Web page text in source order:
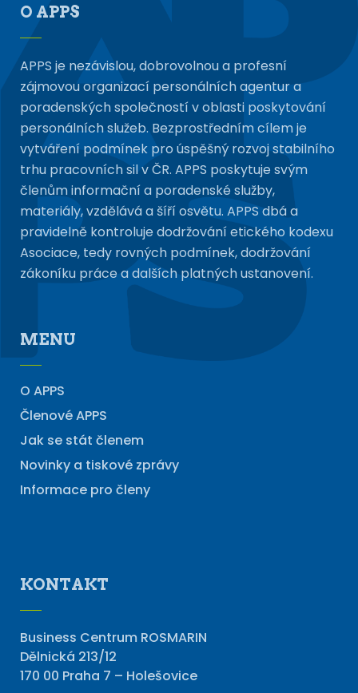
O APPS
APPS je nezávislou, dobrovolnou a profesní
zájmovou organizací personálních agentur a
poradenských společností v oblasti poskytování
personálních služeb. Bezprostředním cílem je
vytváření podmínek pro úspěšný rozvoj stabilního
trhu pracovních sil v ČR. APPS poskytuje svým
členům informační a poradenské služby,
materiály, vzdělává a šíří osvětu. APPS dbá a
pravidelně kontroluje dodržování etického kodexu
Asociace, tedy rovných podmínek, dodržování
zákoníku práce a dalších platných ustanovení.
MENU
O APPS
Členové APPS
Jak se stát členem
Novinky a tiskové zprávy
Informace pro členy
KONTAKT
Business Centrum ROSMARIN
Dělnická 213/12
170 00 Praha 7 – Holešovice